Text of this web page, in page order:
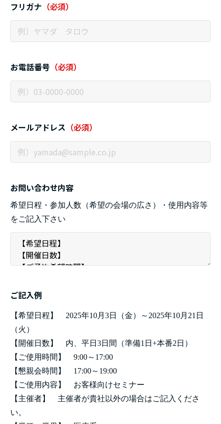
フリガナ （必須）
お電話番号 （必須）
メールアドレス （必須）
お問い合わせ内容
希望日程・参加人数（希望の会場の広さ）・使用内容等
をご記入下さい
ご記入例
【希望日程】 2025年10月3日（金）～2025年10月21日
（火）
【開催日数】 内、平日3日間（準備1日+本番2日）
【ご使用時間】 9:00～17:00
【懇親会時間】 17:00～19:00
【ご使用内容】 お客様向けセミナー
【主催者】 主催者が貴社以外の場合はご記入くださ
い。